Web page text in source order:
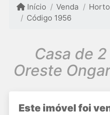
Início Venda
Código 1956
Casa de
Oreste
Este imóvel foi